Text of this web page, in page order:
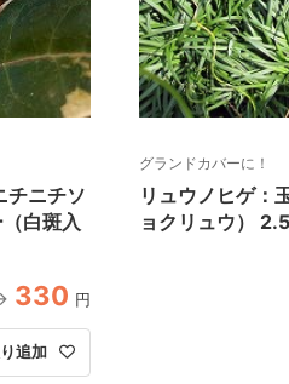
チニチソ
白斑入
330 円
追加
グランドカバーに！
リュウノヒゲ：
ョクリュウ）